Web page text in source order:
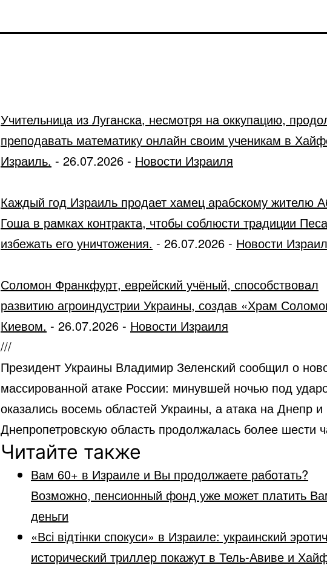
Учительница из Луганска, несмотря на оккупацию,
преподавать математику онлайн своим ученикам в
Израиль. - 26.07.2026 - Новости Израиля
Каждый год Израиль продает хамец арабскому жителю
Гоша в рамках контракта, чтобы соблюсти традиции
избежать его уничтожения. - 26.07.2026 - Новости
Соломон Франкфурт, еврейский учёный, способствовал
развитию агроиндустрии Украины, создав «Храм
Киевом. - 26.07.2026 - Новости Израиля
///
Президент Украины Владимир Зеленский сообщил о
массированной атаке России: минувшей ночью под
оказались восемь областей Украины, а атака на Днепр и
Днепропетровскую область продолжалась более шести
Читайте также
Вам 60+ в Израиле и Вы продолжаете работать?
Возможно, пенсионный фонд уже может платить
деньги
«Всі відтінки спокуси» в Израиле: украинский
исторический триллер покажут в Тель-Авиве и